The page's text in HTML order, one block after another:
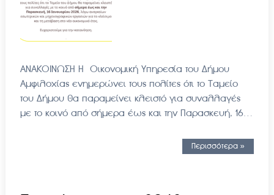
ΑΝΑΚΟΙΝΩΣΗ Η Οικονομική Υπηρεσία του Δήμου
Αμφιλοχίας ενημερώνει τους πολίτες ότι το Ταμείο
του Δήμου θα παραμείνει κλειστό για συναλλαγές
με το κοινό από σήμερα έως και την Παρασκευή, 16…
Περισσότερα »